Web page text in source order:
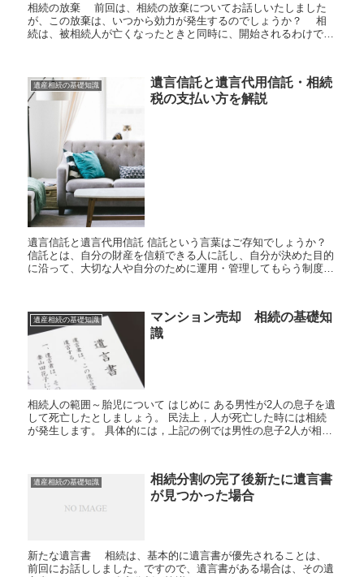
相続の放棄 前回は、相続の放棄についてお話しいたしました
が、この放棄は、いつから効力が発生するのでしょうか？ 相
続は、被相続人が亡くなったときと同時に、開始されるわけです
遺産相続の基礎知識
遺言信託と遺言代用信託・相続
税の支払い方を解説
遺言信託と遺言代用信託 信託という言葉はご存知でしょうか？
信託とは、自分の財産を信頼できる人に託し、自分が決めた目的
に沿って、大切な人や自分のために運用・管理してもらう制度で
遺産相続の基礎知識
マンション売却 相続の基礎知
識
相続人の範囲～胎児について はじめに ある男性が2人の息子を遺
して死亡したとしましょう。 民法上，人が死亡した時には相続
が発生します。 具体的には，上記の例では男性の息子2人が相続
遺産相続の基礎知識
相続分割の完了後新たに遺言書
が見つかった場合
新たな遺言書 相続は、基本的に遺言書が優先されることは、
前回にお話ししました。ですので、遺言書がある場合は、その遺